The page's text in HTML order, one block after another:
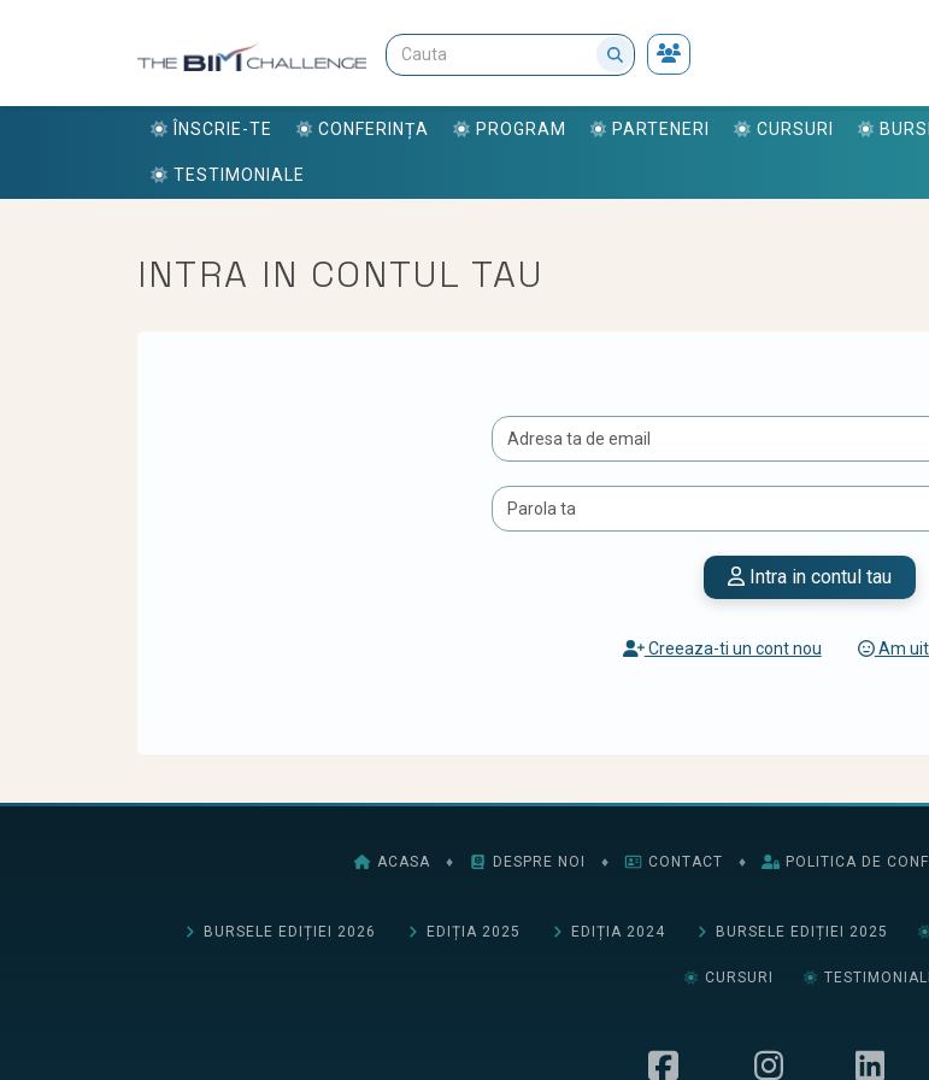
ÎNSCRIE-TE CONFERINȚA PROGRAM PARTENERI CURSURI
TESTIMONIALE
INTRA IN CONTUL TAU
Intra in contul tau
Creeaza-ti un cont nou Am
ACASA ♦ DESPRE NOI ♦ CONTACT ♦ POLITICA DE
BURSELE EDIȚIEI 2026 EDIȚIA 2025 EDIȚIA 2024 BURSELE EDIȚIEI 2025
CURSURI